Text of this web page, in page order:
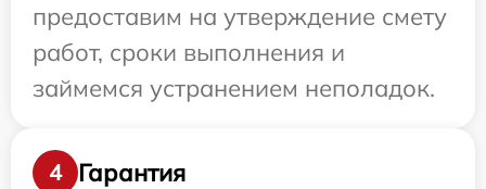
предоставим на утверждение смету
работ, сроки выполнения и
займемся устранением неполадок.
4
Гарантия